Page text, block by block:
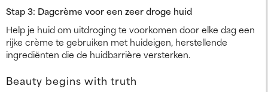
Stap 3: Dagcrème voor een zeer droge huid
Help je huid om uitdroging te voorkomen door elke dag een
rijke crème te gebruiken met huideigen, herstellende
ingrediënten die de huidbarrière versterken.
Beauty begins with truth